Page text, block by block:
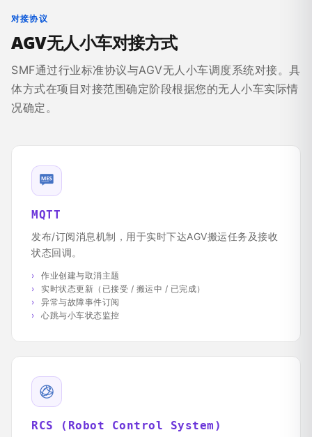
对接协议
AGV无人小车对接方式
SMF通过行业标准协议与AGV无人小车调度系统对接。具
体方式在项目对接范围确定阶段根据您的无人小车实际情
况确定。
MQTT
发布/订阅消息机制，用于实时下达AGV搬运任务及接收
状态回调。
作业创建与取消主题
实时状态更新（已接受 / 搬运中 / 已完成）
异常与故障事件订阅
心跳与小车状态监控
RCS (Robot Control System)